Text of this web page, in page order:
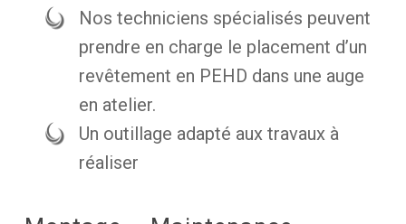
Nos techniciens spécialisés peuvent
prendre en charge le placement d’un
revêtement en PEHD dans une auge
en atelier.
Un outillage adapté aux travaux à
réaliser